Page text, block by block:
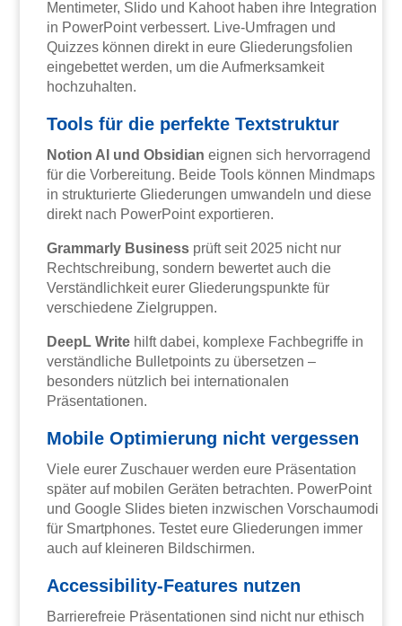
Mentimeter, Slido und Kahoot haben ihre Integration
in PowerPoint verbessert. Live-Umfragen und
Quizzes können direkt in eure Gliederungsfolien
eingebettet werden, um die Aufmerksamkeit
hochzuhalten.
Tools für die perfekte Textstruktur
Notion AI und Obsidian eignen sich hervorragend
für die Vorbereitung. Beide Tools können Mindmaps
in strukturierte Gliederungen umwandeln und diese
direkt nach PowerPoint exportieren.
Grammarly Business prüft seit 2025 nicht nur
Rechtschreibung, sondern bewertet auch die
Verständlichkeit eurer Gliederungspunkte für
verschiedene Zielgruppen.
DeepL Write hilft dabei, komplexe Fachbegriffe in
verständliche Bulletpoints zu übersetzen –
besonders nützlich bei internationalen
Präsentationen.
Mobile Optimierung nicht vergessen
Viele eurer Zuschauer werden eure Präsentation
später auf mobilen Geräten betrachten. PowerPoint
und Google Slides bieten inzwischen Vorschaumodi
für Smartphones. Testet eure Gliederungen immer
auch auf kleineren Bildschirmen.
Accessibility-Features nutzen
Barrierefreie Präsentationen sind nicht nur ethisch